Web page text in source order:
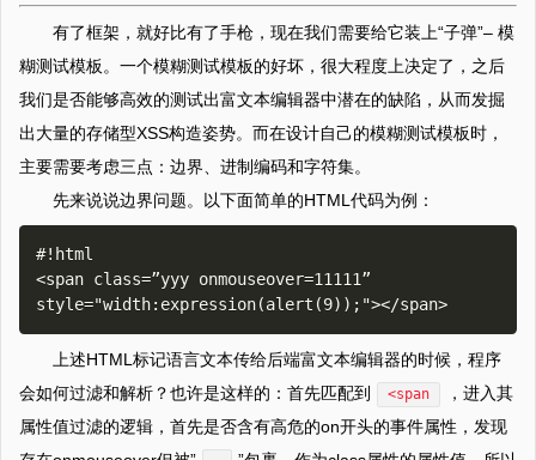
有了框架，就好比有了手枪，现在我们需要给它装上“子弹”– 模
糊测试模板。一个模糊测试模板的好坏，很大程度上决定了，之后
我们是否能够高效的测试出富文本编辑器中潜在的缺陷，从而发掘
出大量的存储型XSS构造姿势。而在设计自己的模糊测试模板时，
主要需要考虑三点：边界、进制编码和字符集。
先来说说边界问题。以下面简单的HTML代码为例：
#!html
<span class=”yyy onmouseover=11111”
上述HTML标记语言文本传给后端富文本编辑器的时候，程序
会如何过滤和解析？也许是这样的：首先匹配到
<span
，进入其
属性值过滤的逻辑，首先是否含有高危的on开头的事件属性，发现